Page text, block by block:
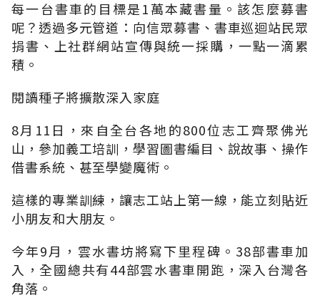
每一台書車的目標是1萬本藏書量。該怎麼募書
呢？透過多元管道：向信眾募書、書車巡迴站民眾
捐書、上社群網站宣傳與統一採購，一點一滴累
積。
閱讀種子將擴散深入家庭
8月11日，來自全台各地的800位志工齊聚佛光
山，參加義工培訓，學習圖書編目、說故事、操作
借書系統、甚至學變魔術。
這樣的專業訓練，讓志工站上第一線，能立刻貼近
小朋友和大朋友。
今年9月，雲水書坊將寫下里程碑。38部書車加
入，全國總共有44部雲水書車開跑，深入台灣各
角落。